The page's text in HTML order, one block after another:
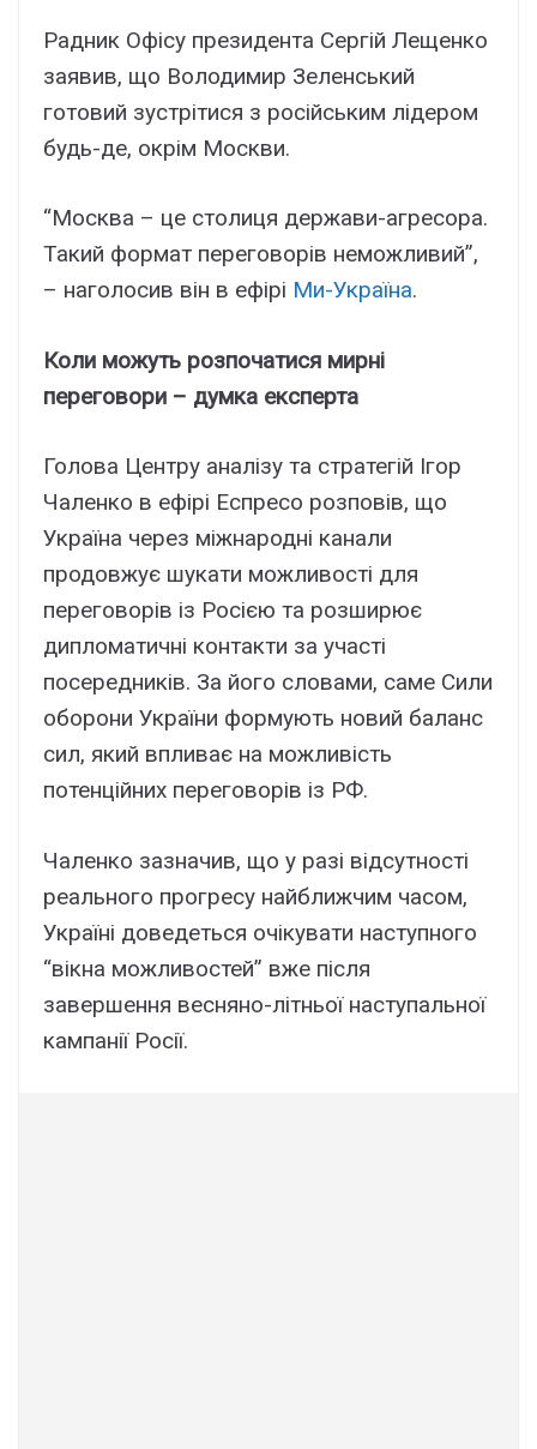
Радник Офісу президента Сергій Лещенко
заявив, що Володимир Зеленський
готовий зустрітися з російським лідером
будь-де, окрім Москви.
“Москва – це столиця держави-агресора.
Такий формат переговорів неможливий”,
– наголосив він в ефірі Ми-Україна.
Коли можуть розпочатися мирні
переговори – думка експерта
Голова Центру аналізу та стратегій Ігор
Чаленко в ефірі Еспресо розповів, що
Україна через міжнародні канали
продовжує шукати можливості для
переговорів із Росією та розширює
дипломатичні контакти за участі
посередників. За його словами, саме Сили
оборони України формують новий баланс
сил, який впливає на можливість
потенційних переговорів із РФ.
Чаленко зазначив, що у разі відсутності
реального прогресу найближчим часом,
Україні доведеться очікувати наступного
“вікна можливостей” вже після
завершення весняно-літньої наступальної
кампанії Росії.